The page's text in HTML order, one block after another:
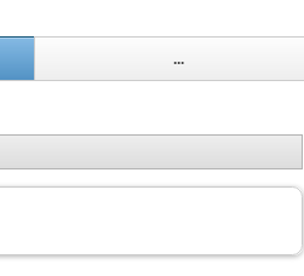
...